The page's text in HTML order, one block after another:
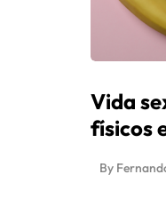
Vida
físicos
By